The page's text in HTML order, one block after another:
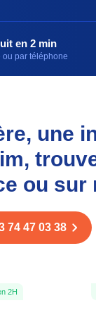
en 2 min
ou par téléphone
une
ou sur
74 47 03 38
2H